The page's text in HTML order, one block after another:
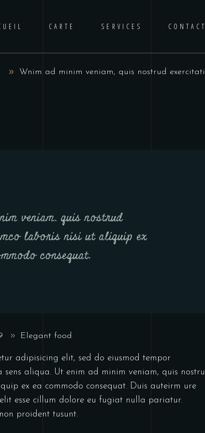
CARTE SERVICES
Wnim ad minim veniam, quis nostrud
veniam, quis nostrud
laboris nisi ut aliquip ex
consequat.
Elegant food
adipisicing elit, sed do eiusmod tempor
aliqua. Ut enim ad minim veniam, quis
ex ea commodo consequat. Duis auteirm ure
esse cillum dolore eu fugiat nulla pariatur.
proident tusunt.